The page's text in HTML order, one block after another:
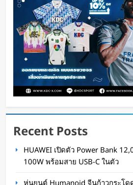
Oat Content 22 ชั่วโมง ago
สตาร์ทอัพรัฐออริกอนพัฒนา AI
น้ำ ใช้พลังงานจากคลื่นทะเลผ
Recent Posts
HUAWEI เปิดตัว Power Bank
100W พร้อมสาย USB-C ในตัว
หุ่นยนต์ Humanoid จีนก้าวกระโด